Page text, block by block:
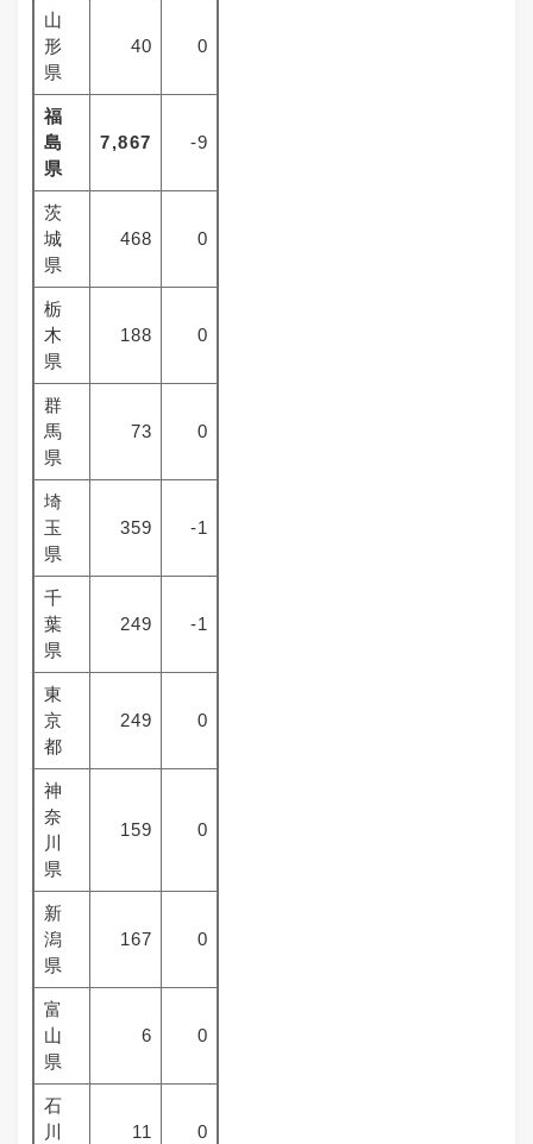
山
形
県
40 0
福
島
県
7,867 -9
茨
城
県
468 0
栃
木
県
188 0
群
馬
県
73 0
埼
玉
県
359 -1
千
葉
県
249 -1
東
京
都
249 0
神
奈
川
県
159 0
新
潟
県
167 0
富
山
県
6 0
石
川
11 0